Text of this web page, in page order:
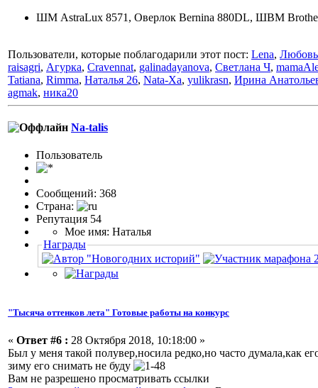
ШМ AstraLux 8571, Оверлок Bernina 880DL, ШВМ
Пользователи, которые поблагодарили этот пост: Lena,
raisagri, Агурка, Cravennat, galinadayanova, Светлана Ч,
Tatiana, Rimma, Наталья 26, Nata-Xa, yulikrasn, Ирина
agmak, ника20
Na-talis
Пользовaтeль
Сообщений: 368
Страна:
Репутация 54
Мое имя: Наталья
Награды
"Тысяча оттенков лета" Готовые работы на конкурс
« Ответ #6 : 28 Октября 2018, 10:18:00 »
Был у меня такой полувер,носила редко,но часто думала,как
зиму его снимать не буду
Вам не разрешено просматривать ссылки